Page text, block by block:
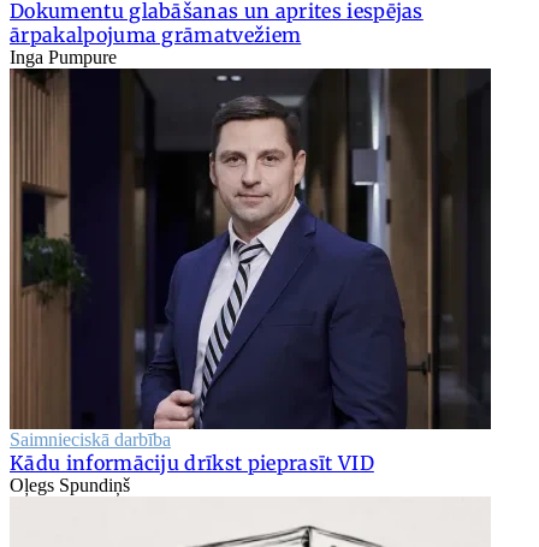
Dokumentu glabāšanas un aprites iespējas
ārpakalpojuma grāmatvežiem
Inga Pumpure
Saimnieciskā darbība
Kādu informāciju drīkst pieprasīt VID
Oļegs Spundiņš